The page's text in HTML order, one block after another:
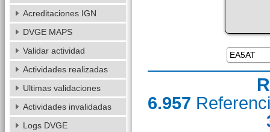
6.957
Acreditaciones IGN
DVGE MAPS
Validar actividad
Actividades realizadas
Ultimas validaciones
Actividades invalidadas
Logs DVGE